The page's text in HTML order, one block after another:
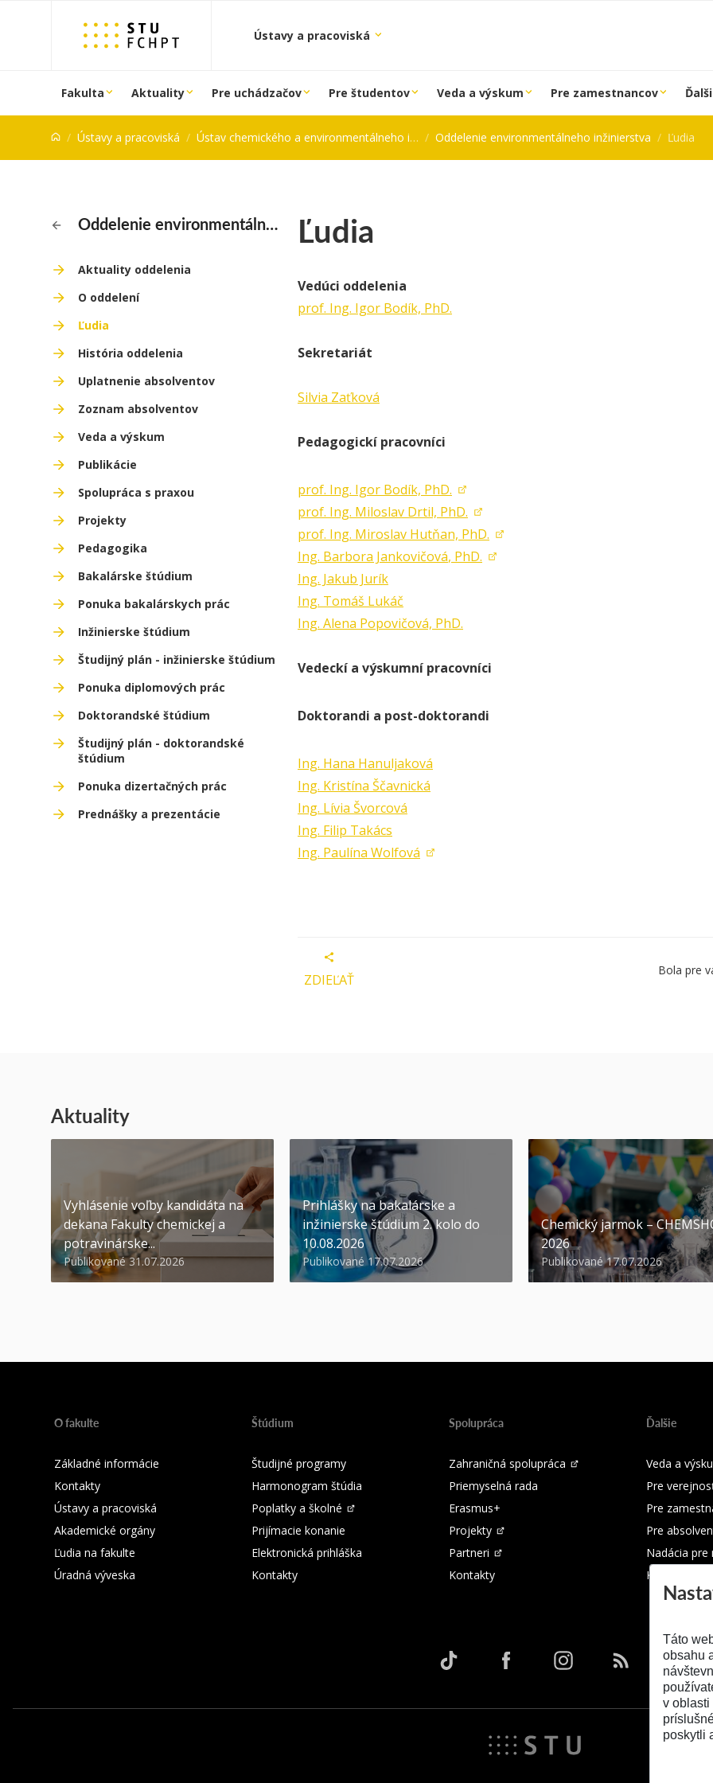
Ústavy a pracoviská
Fakulta Aktuality Pre uchádzačov Pre študentov Veda a výskum Pre zamestnancov
Ústavy a pracoviská Ústav chemického a environmentálneho inžinierstva Oddelenie environmentálneho inžinierstva Ľudia
Oddelenie environmentálneho inžinierstva
Aktuality oddelenia
O oddelení
Ľudia
História oddelenia
Uplatnenie absolventov
Zoznam absolventov
Veda a výskum
Publikácie
Spolupráca s praxou
Projekty
Pedagogika
Bakalárske štúdium
Ponuka bakalárskych prác
Inžinierske štúdium
Študijný plán - inžinierske štúdium
Ponuka diplomových prác
Doktorandské štúdium
Študijný plán - doktorandské
štúdium
Ponuka dizertačných prác
Prednášky a prezentácie
Ľudia
Vedúci oddelenia
prof. Ing. Igor Bodík, PhD.
Sekretariát
Silvia Zaťková
Pedagogickí pracovníci
prof. Ing. Igor Bodík, PhD.
prof. Ing. Miloslav Drtil, PhD.
prof. Ing. Miroslav Hutňan, PhD.
Ing. Barbora Jankovičová, PhD.
Ing. Jakub Jurík
Ing. Tomáš Lukáč
Ing. Alena Popovičová, PhD.
Vedeckí a výskumní pracovníci
Doktorandi a post-doktorandi
Ing. Hana Hanuljaková
Ing. Kristína Ščavnická
Ing. Lívia Švorcová
Ing. Filip Takács
Ing. Paulína Wolfová
ZDIEĽAŤ
Bola pre
Aktuality
Vyhlásenie voľby kandidáta na
dekana Fakulty chemickej a
potravinárske...
Publikované 31.07.2026
Prihlášky na bakalárske a
inžinierske štúdium 2. kolo do
10.08.2026
Publikované 17.07.2026
Chemický jarmok –
2026
Publikované 17.07.2026
O fakulte
Základné informácie
Kontakty
Ústavy a pracoviská
Akademické orgány
Ľudia na fakulte
Úradná výveska
Štúdium
Študijné programy
Harmonogram štúdia
Poplatky a školné
Prijímacie konanie
Elektronická prihláška
Kontakty
Spolupráca
Zahraničná spolupráca
Priemyselná rada
Erasmus+
Projekty
Partneri
Kontakty
Ďalšie
Veda a
Pre
Pre
Pre
Nadácia pre
Kontakty
Táto
obsahu
v oblasti
poskytli